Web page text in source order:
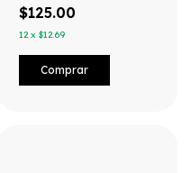
$125.00
12 x $12.69